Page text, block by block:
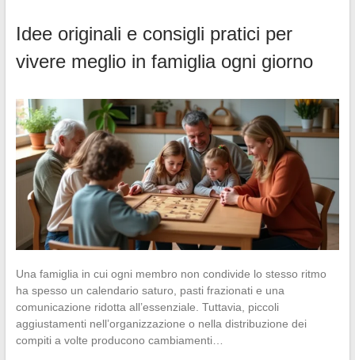
Idee originali e consigli pratici per
vivere meglio in famiglia ogni giorno
Una famiglia in cui ogni membro non condivide lo stesso ritmo
ha spesso un calendario saturo, pasti frazionati e una
comunicazione ridotta all’essenziale. Tuttavia, piccoli
aggiustamenti nell’organizzazione o nella distribuzione dei
compiti a volte producono cambiamenti…